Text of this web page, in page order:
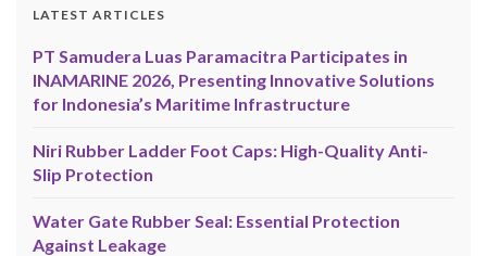
LATEST ARTICLES
PT Samudera Luas Paramacitra Participates in
INAMARINE 2026, Presenting Innovative Solutions
for Indonesia’s Maritime Infrastructure
Niri Rubber Ladder Foot Caps: High-Quality Anti-
Slip Protection
Water Gate Rubber Seal: Essential Protection
Against Leakage